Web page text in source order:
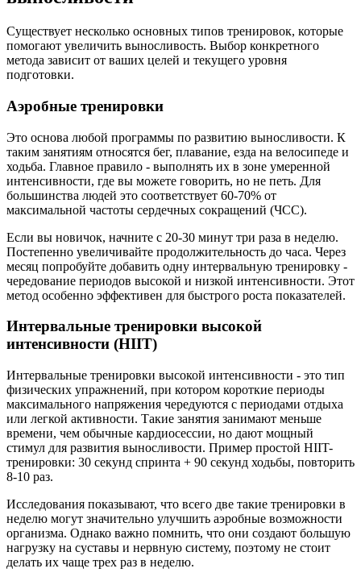
Существует несколько основных типов тренировок, которые
помогают увеличить выносливость. Выбор конкретного
метода зависит от ваших целей и текущего уровня
подготовки.
Аэробные тренировки
Это основа любой программы по развитию выносливости. К
таким занятиям относятся бег, плавание, езда на велосипеде и
ходьба. Главное правило - выполнять их в зоне умеренной
интенсивности, где вы можете говорить, но не петь. Для
большинства людей это соответствует 60-70% от
максимальной частоты сердечных сокращений (ЧСС).
Если вы новичок, начните с 20-30 минут три раза в неделю.
Постепенно увеличивайте продолжительность до часа. Через
месяц попробуйте добавить одну интервальную тренировку -
чередование периодов высокой и низкой интенсивности. Этот
метод особенно эффективен для быстрого роста показателей.
Интервальные тренировки высокой
интенсивности (HIIT)
Интервальные тренировки высокой интенсивности - это тип
физических упражнений, при котором короткие периоды
максимального напряжения чередуются с периодами отдыха
или легкой активности. Такие занятия занимают меньше
времени, чем обычные кардиосессии, но дают мощный
стимул для развития выносливости. Пример простой HIIT-
тренировки: 30 секунд спринта + 90 секунд ходьбы, повторить
8-10 раз.
Исследования показывают, что всего две такие тренировки в
неделю могут значительно улучшить аэробные возможности
организма. Однако важно помнить, что они создают большую
нагрузку на суставы и нервную систему, поэтому не стоит
делать их чаще трех раз в неделю.